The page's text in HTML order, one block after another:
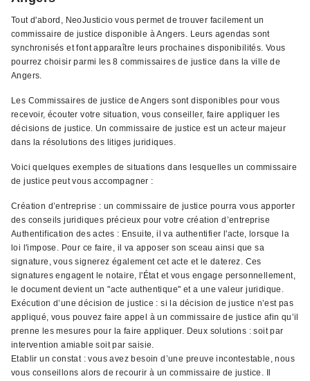
Tout d'abord, NeoJusticio vous permet de trouver facilement un
commissaire de justice disponible à Angers. Leurs agendas sont
synchronisés et font apparaître leurs prochaines disponibilités. Vous
pourrez choisir parmi les 8 commissaires de justice dans la ville de
Angers.
Les Commissaires de justice de Angers sont disponibles pour vous
recevoir, écouter votre situation, vous conseiller, faire appliquer les
décisions de justice. Un commissaire de justice est un acteur majeur
dans la résolutions des litiges juridiques.
Voici quelques exemples de situations dans lesquelles un commissaire
de justice peut vous accompagner :
Création d’entreprise : un commissaire de justice pourra vous apporter
des conseils juridiques précieux pour votre création d’entreprise
Authentification des actes : Ensuite, il va authentifier l'acte, lorsque la
loi l'impose. Pour ce faire, il va apposer son sceau ainsi que sa
signature, vous signerez également cet acte et le daterez. Ces
signatures engagent le notaire, l'État et vous engage personnellement,
le document devient un "acte authentique" et a une valeur juridique.
Exécution d’une décision de justice : si la décision de justice n’est pas
appliqué, vous pouvez faire appel à un commissaire de justice afin qu’il
prenne les mesures pour la faire appliquer. Deux solutions : soit par
intervention amiable soit par saisie.
Etablir un constat : vous avez besoin d’une preuve incontestable, nous
vous conseillons alors de recourir à un commissaire de justice. Il